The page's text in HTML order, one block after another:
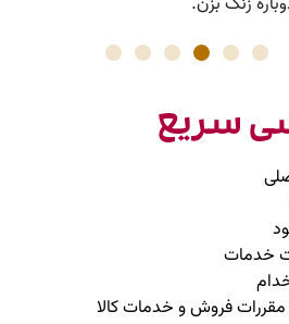
سریع
فروش و خدمات کالا